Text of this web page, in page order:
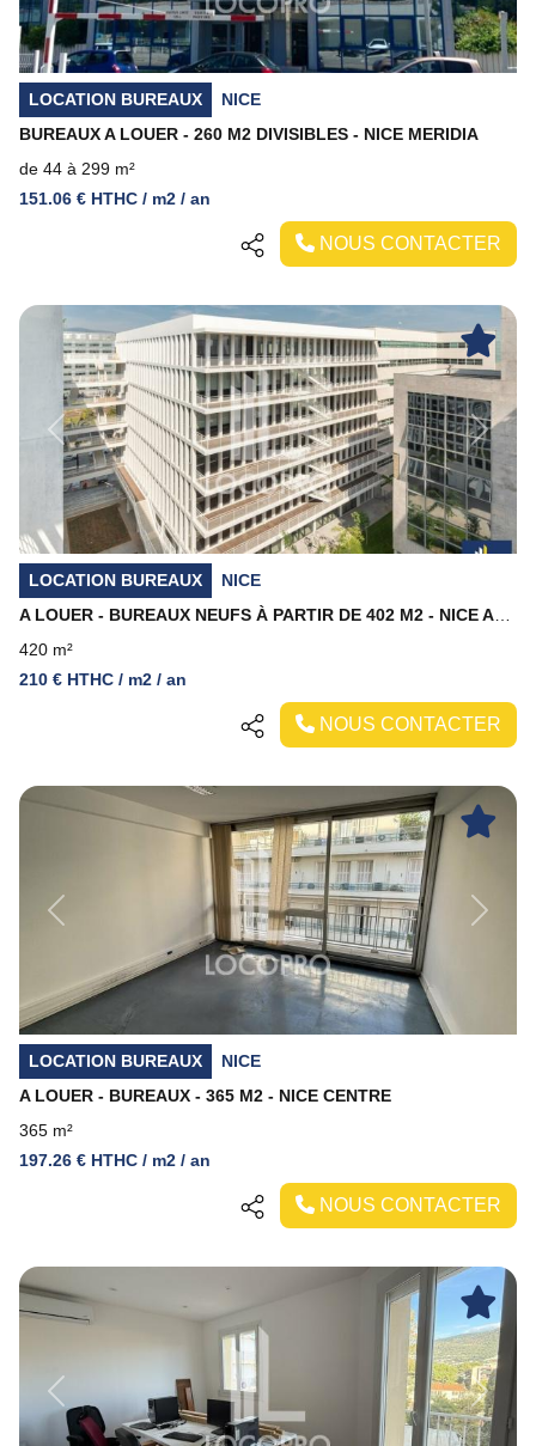
LOCATION BUREAUX
NICE
BUREAUX A LOUER - 260 M2 DIVISIBLES - NICE MERIDIA
de 44 à 299 m²
151.06 € HTHC / m2 / an
NOUS CONTACTER
Previous Next
LOCATION BUREAUX
NICE
420 m²
210 € HTHC / m2 / an
NOUS CONTACTER
Previous Next
LOCATION BUREAUX
NICE
A LOUER - BUREAUX - 365 M2 - NICE CENTRE
365 m²
197.26 € HTHC / m2 / an
NOUS CONTACTER
Previous Next